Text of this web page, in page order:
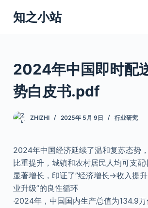
跳
过
知之小站
2024年中国即时配
势白皮书.pdf
ZHIZHI 2025年 5月 9日 行业研究
2024年中国经济延续了温和复苏态势
比重提升，城镇和农村居民人均可支
显著增长，印证了”经济增长→收入提
业升级”的良性循环
·2024年，中国国内生产总值为134.9